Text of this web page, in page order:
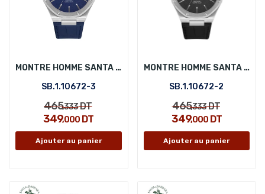
MONTRE HOMME SANTA BARBARA POLO SB.1.10672-3
SB.1.10672-3
465,333DT
349,000 DT
Ajouter au panier
MONTRE HOMME SANTA BARBARA POLO SB.1.10672-2
SB.1.10672-2
465,333DT
349,000DT
Ajouter au panier